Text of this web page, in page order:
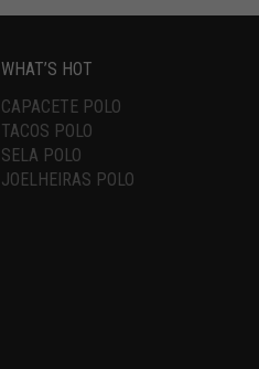
WHAT’S HOT
CAPACETE POLO
TACOS POLO
SELA POLO
JOELHEIRAS POLO